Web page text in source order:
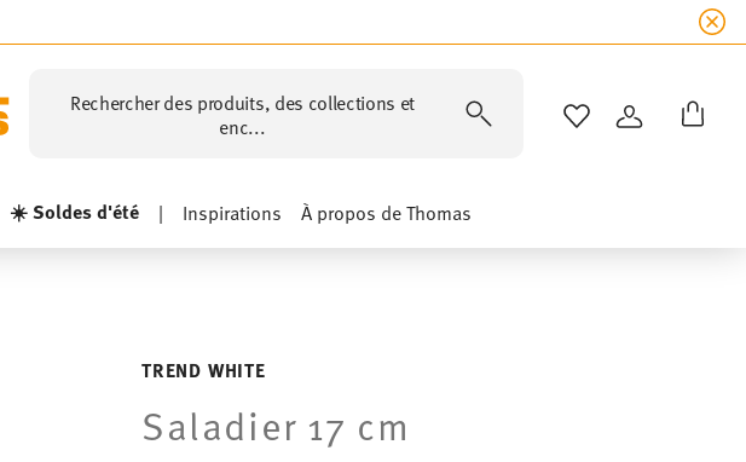
Rechercher des produits, des collections et
enc...
LISTE DECONNEXION
☀️ Soldes d'été | Inspirations À propos de Thomas
TREND WHITE
Saladier 17 cm